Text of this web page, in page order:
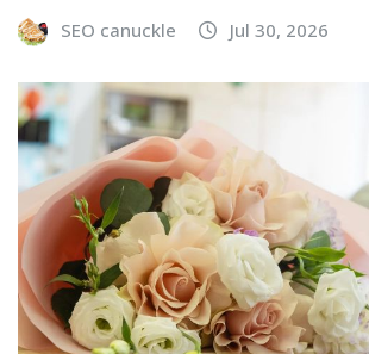
SEO canuckle Jul 30, 2026